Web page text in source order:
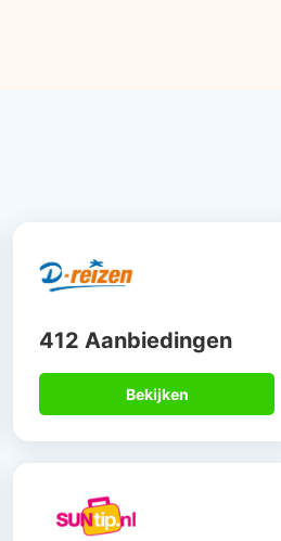
412 Aanbiedingen
Bekijken